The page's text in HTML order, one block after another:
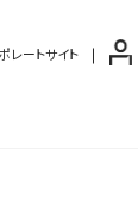
レートサイト